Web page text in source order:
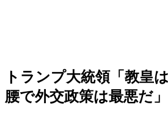
トランプ大統領「教皇
腰で外交政策は最悪だ」